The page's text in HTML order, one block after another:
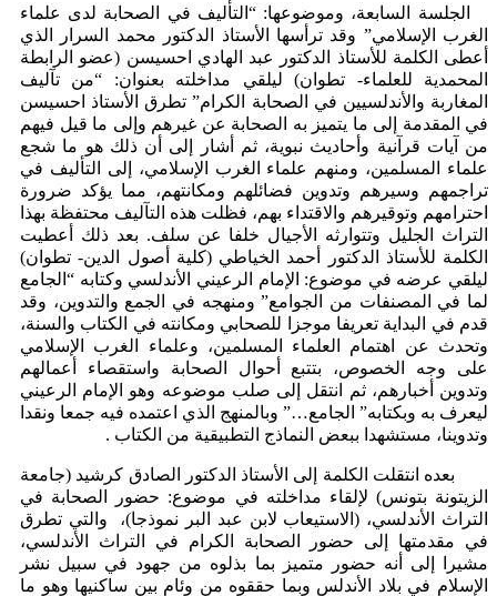
الجلسة السابعة، وموضوعها: “التأليف في الصحابة لدى علماء
الغرب الإسلامي” وقد ترأسها الأستاذ الدكتور محمد السرار الذي
أعطى الكلمة للأستاذ الدكتور عبد الهادي احسيسن (عضو الرابطة
المحمدية للعلماء- تطوان) ليلقي مداخلته بعنوان: “من تآليف
المغاربة والأندلسيين في الصحابة الكرام” تطرق الأستاذ احسيسن
في المقدمة إلى ما يتميز به الصحابة عن غيرهم وإلى ما قيل فيهم
من آيات قرآنية وأحاديث نبوية، ثم أشار إلى أن ذلك هو ما شجع
علماء المسلمين، ومنهم علماء الغرب الإسلامي، إلى التأليف في
تراجمهم وسيرهم وتدوين فضائلهم ومكانتهم، مما يؤكد ضرورة
احترامهم وتوقيرهم والاقتداء بهم، فظلت هذه التآليف محتفظة بهذا
التراث الجليل وتتوارثه الأجيال خلفا عن سلف. بعد ذلك أعطيت
الكلمة للأستاذ الدكتور أحمد الخياطي (كلية أصول الدين- تطوان)
ليلقي عرضه في موضوع: الإمام الرعيني الأندلسي وكتابه “الجامع
لما في المصنفات من الجوامع” ومنهجه في الجمع والتدوين، وقد
قدم في البداية تعريفا موجزا للصحابي ومكانته في الكتاب والسنة،
وتحدث عن اهتمام العلماء المسلمين، وعلماء الغرب الإسلامي
على وجه الخصوص، بتتبع أحوال الصحابة واستقصاء أعمالهم
وتدوين أخبارهم، ثم انتقل إلى صلب موضوعه وهو الإمام الرعيني
ليعرف به وبكتابه” الجامع…” وبالمنهج الذي اعتمده فيه جمعا ونقدا
وتدوينا، مستشهدا ببعض النماذج التطبيقية من الكتاب .
بعده انتقلت الكلمة إلى الأستاذ الدكتور الصادق كرشيد (جامعة
الزيتونة بتونس) لإلقاء مداخلته في موضوع: حضور الصحابة في
التراث الأندلسي، (الاستيعاب لابن عبد البر نموذجا)، والتي تطرق
في مقدمتها إلى حضور الصحابة الكرام في التراث الأندلسي،
مشيرا إلى أنه حضور متميز بما بذلوه من جهود في سبيل نشر
الإسلام في بلاد الأندلس وبما حققوه من وئام بين ساكنيها وهو ما